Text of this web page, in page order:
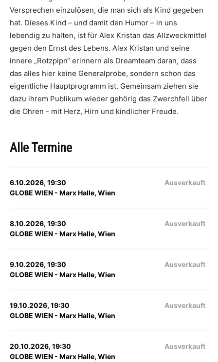
Versprechen einzulösen, die man sich als Kind gegeben
hat. Dieses Kind – und damit den Humor – in uns
lebendig zu halten, ist für Alex Kristan das Allzweckmittel
gegen den Ernst des Lebens. Alex Kristan und seine
innere „Rotzpipn“ erinnern als Dreamteam daran, dass
das alles hier keine Generalprobe, sondern schon das
eigentliche Hauptprogramm ist. Gemeinsam ziehen sie
dazu ihrem Publikum wieder gehörig das Zwerchfell über
die Ohren - mit Herz, Hirn und kindlicher Freude.
Alle Termine
6.10.2026, 19:30
GLOBE WIEN - Marx Halle, Wien
Ausverkauft
8.10.2026, 19:30
GLOBE WIEN - Marx Halle, Wien
Ausverkauft
9.10.2026, 19:30
GLOBE WIEN - Marx Halle, Wien
Ausverkauft
19.10.2026, 19:30
GLOBE WIEN - Marx Halle, Wien
Ausverkauft
20.10.2026, 19:30
GLOBE WIEN - Marx Halle, Wien
Ausverkauft